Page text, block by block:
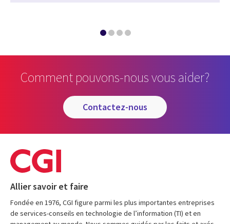
Comment pouvons-nous vous aider?
contactez-nous
Allier savoir et faire
Fondée en 1976, CGI figure parmi les plus importantes entreprises
de services-conseils en technologie de l’information (TI) et en